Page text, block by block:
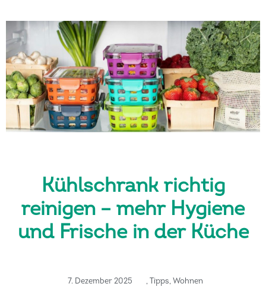
Kühlschrank richtig
reinigen – mehr Hygiene
und Frische in der Küche
7. Dezember 2025 ,Tipps,Wohnen